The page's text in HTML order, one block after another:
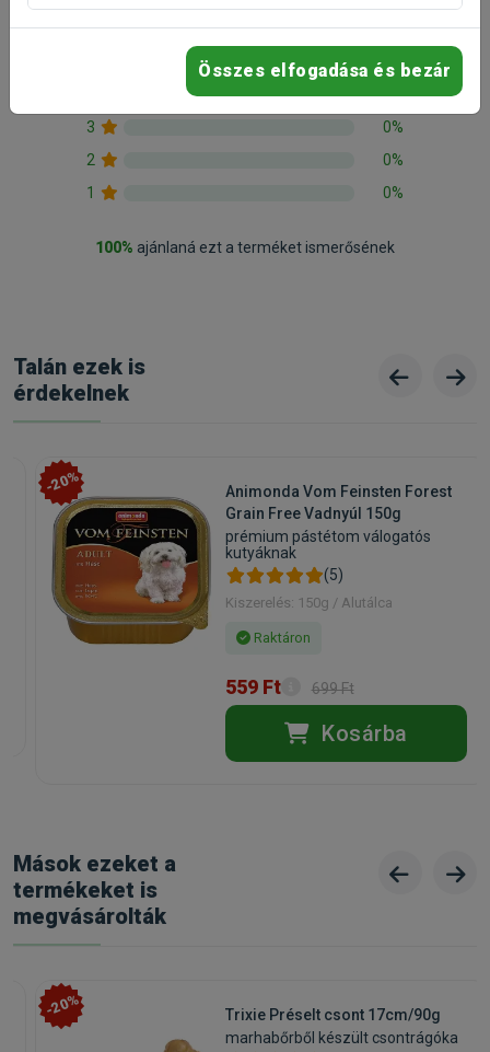
100%
0%
3
0%
2
0%
1
0%
100% ajánlaná ezt a terméket ismerősének
Talán ezek is
érdekelnek
-20%
Animonda Vom Feinsten Forest
Grain Free Vadnyúl 150g
prémium pástétom válogatós
kutyáknak
(5)
Kiszerelés: 150g / Alutálca
Raktáron
559 Ft 699 Ft
Kosárba
Mások ezeket a
termékeket is
megvásárolták
-20%
Trixie Préselt csont 17cm/90g
marhabőrből készült csontrágóka
Összes elfogadása és bezár